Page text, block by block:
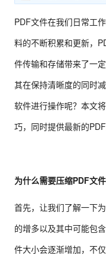
PDF文件在我们日常工
料的不断积累和更新，
件传输和存储带来了一
其在保持清晰度的同时
软件进行操作呢？本文
巧，同时提供最新的
为什么需要压缩PDF文件
首先，让我们了解一下
的增多以及其中可能包
件大小会逐渐增加，不